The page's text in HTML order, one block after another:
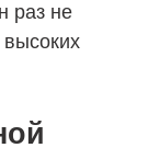
раз не